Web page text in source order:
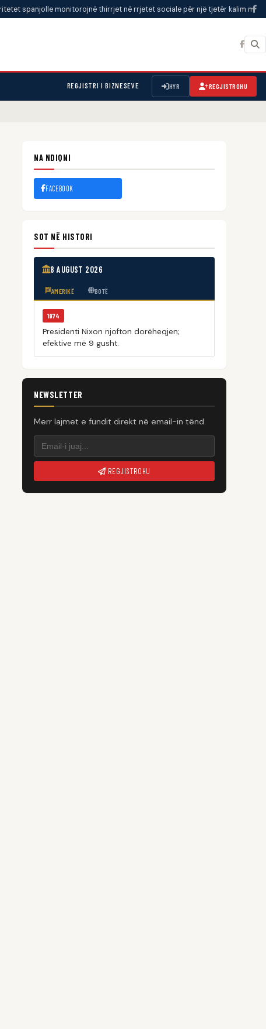
monitorojnë thirrjet në rrjetet sociale për një tjetër kalim masiv drejt
REGJISTRI I BIZNESEVE HYR REGJISTROHU
NA NDIQNI
FACEBOOK
SOT NË HISTORI
8 AUGUST 2026
AMERIKË BOTË
1974
Presidenti Nixon njofton dorëheqjen;
efektive më 9 gusht.
NEWSLETTER
Merr lajmet e fundit direkt në email-in tënd.
REGJISTROHU